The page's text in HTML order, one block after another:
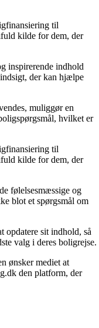
til
kilde for dem, der
inspirerende indhold
der kan hjælpe
muliggør en
hvilket er
til
kilde for dem, der
følelsesmæssige og
blot et spørgsmål om
opdatere sit indhold, så
valg i deres boligrejse.
ønsker mediet at
den platform, der